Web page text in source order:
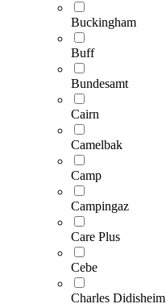
Buckingham
Buff
Bundesamt
Cairn
Camelbak
Camp
Campingaz
Care Plus
Cebe
Charles Didisheim